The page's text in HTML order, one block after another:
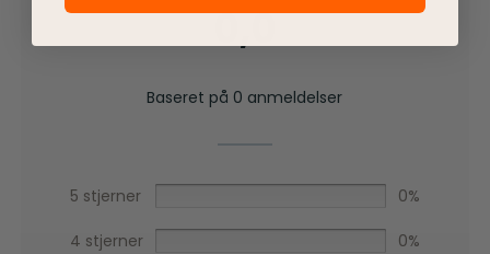
0,0
Baseret på 0 anmeldelser
5 stjerner 0%
4 stjerner 0%